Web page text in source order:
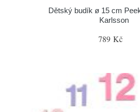
Dětský budík ø 15 cm
Karlsson
789 Kč